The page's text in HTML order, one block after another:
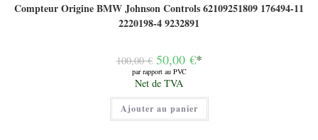
Compteur Origine BMW Johnson Controls 62109251809 176494-11
2220198-4 9232891
100,00€ Le
prix
initial
était :
100,00 €.
50,00 €*
par rapport au PVC
Le
prix
actuel
est :
50,00 €.
Net de TVA
Ajouter au panier